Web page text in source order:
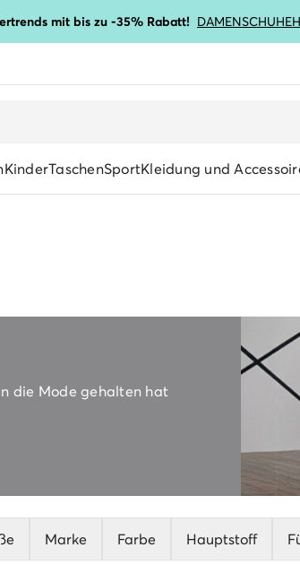
mit bis zu -35% Rabatt! DAMENSCHUHE
KinderTaschenSportKleidung und
die Mode gehalten hat
Marke Farbe Hauptstoff